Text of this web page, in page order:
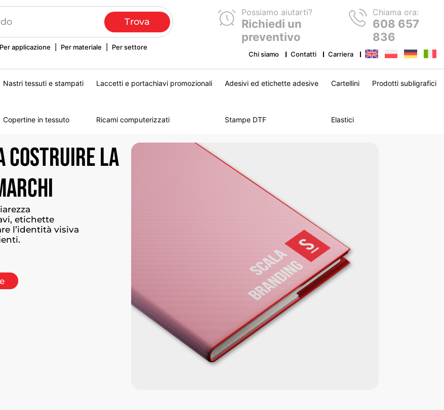
Per applicazione Per materiale Per settore
Possiamo aiutarti?
Richiedi un
preventivo
Chiama ora:
608 657
836
Chi siamo Contatti Carriera
Nastri tessuti e stampati Laccetti e portachiavi promozionali Adesivi ed etichette adesive Cartellini Prodotti subligrafici
Copertine in tessuto Ricami computerizzati Stampe DTF Elastici
costruirela
etichette
l’identità visiva